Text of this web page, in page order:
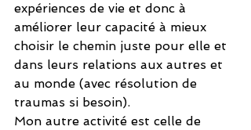
expériences de vie et donc à
améliorer leur capacité à mieux
choisir le chemin juste pour elle et
dans leurs relations aux autres et
au monde (avec résolution de
traumas si besoin).
Mon autre activité est celle de